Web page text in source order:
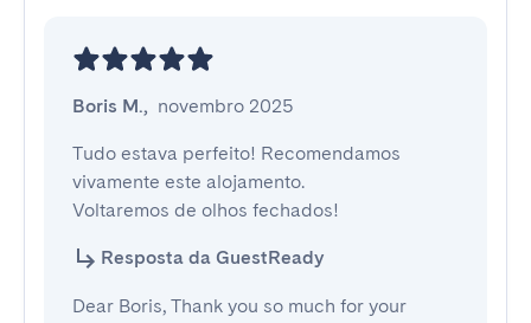
Boris M., novembro 2025
Tudo estava perfeito! Recomendamos
vivamente este alojamento.
Voltaremos de olhos fechados!
Resposta da GuestReady
Dear Boris, Thank you so much for your